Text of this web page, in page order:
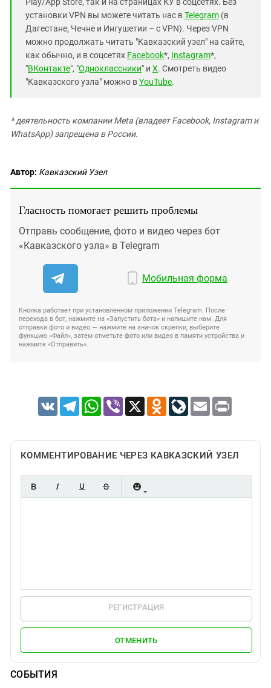
установки VPN вы можете читать нас вTelegram (в
Дагестане, Чечне и Ингушетии – с VPN). Через VPN
можно продолжать читать "Кавказский узел" на сайте,
как обычно, и в соцсетях Facebook*, Instagram*,
"ВКонтакте", "Одноклассники" и X. Смотреть видео
"Кавказского узла" можно вYouTube.
* деятельность компании Meta (владеет Facebook, Instagram и
WhatsApp) запрещена в России.
Автор: Кавказский Узел
Гласность помогает решить проблемы
Отправь сообщение, фото и видео через бот
«Кавказского узла» в Telegram
Мобильная форма
Кнопка работает при установленном приложении Telegram. После
перехода в бот, нажмите на «Запустить бота» и напишите нам. Для
отправки фото и видео — нажмите на значок скрепки, выберите
функцию «Файл», затем отметьте фото или видео в памяти устройства и
нажмите «Отправить».
VK TelegramWhatsApp
Viber X Odnoklassniki
LiveJournal
Email Print
КОММЕНТИРОВАНИЕ ЧЕРЕЗ КАВКАЗСКИЙ УЗЕЛ
РЕГИСТРАЦИЯ
ОТМЕНИТЬ
СОБЫТИЯ